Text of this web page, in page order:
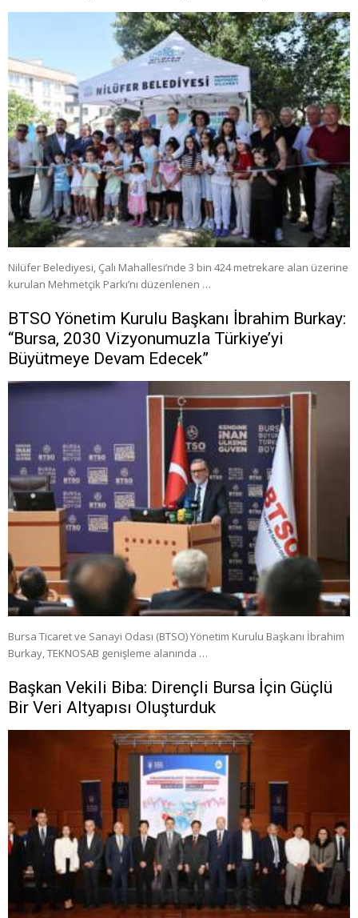
Nilüfer Belediyesi, Çalı Mahallesi’nde 3 bin 424 metrekare alan üzerine
kurulan Mehmetçik Parkı’nı düzenlenen …
BTSO Yönetim Kurulu Başkanı İbrahim Burkay:
“Bursa, 2030 Vizyonumuzla Türkiye’yi
Büyütmeye Devam Edecek”
Bursa Ticaret ve Sanayi Odası (BTSO) Yönetim Kurulu Başkanı İbrahim
Burkay, TEKNOSAB genişleme alanında …
Başkan Vekili Biba: Dirençli Bursa İçin Güçlü
Bir Veri Altyapısı Oluşturduk